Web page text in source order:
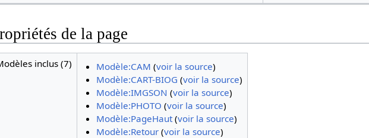
de la page
inclus (7) Modèle:CAM (voir la source)
Modèle:CART-BIOG (voir la source)
Modèle:IMGSON (voir la source)
Modèle:PHOTO (voir la source)
Modèle:PageHaut(voir la source)
Modèle:Retour (voir la source)